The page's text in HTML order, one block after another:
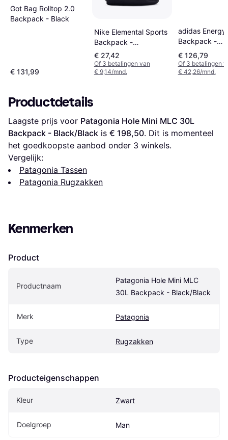
Got Bag Rolltop 2.0
Backpack - Black
€ 131,99
Nike Elemental Sports
Backpack -
Black/White
€ 27,42
Of 3 betalingen van
€ 9,14/mnd.
adidas Energy
Backpack -
Black/White
€ 126,79
Of 3 betalingen
€ 42,26/mnd.
Productdetails
Laagste prijs voor Patagonia Hole Mini MLC 30L
Backpack - Black/Black is € 198,50. Dit is momenteel
het goedkoopste aanbod onder 3 winkels.
Vergelijk:
Patagonia Tassen
Patagonia Rugzakken
Kenmerken
Product
Productnaam
Patagonia Hole Mini MLC
30L Backpack - Black/Black
Merk Patagonia
Type Rugzakken
Producteigenschappen
Kleur Zwart
Doelgroep Man